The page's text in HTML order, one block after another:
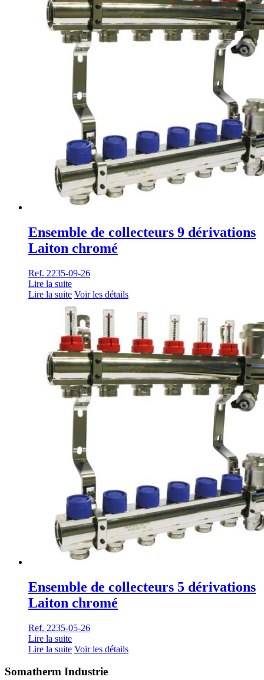
Ensemble de collecteurs 9 dérivations
Laiton chromé
Ref. 2235-09-26
Lire la suite
Lire la suite Voir les détails
Ensemble de collecteurs 5 dérivations
Laiton chromé
Ref. 2235-05-26
Lire la suite
Lire la suite Voir les détails
Somatherm Industrie